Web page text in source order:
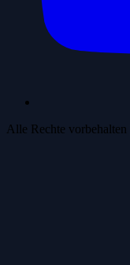
Alle Rechte vorbehalten